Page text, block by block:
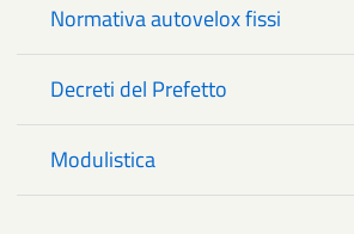
Normativa autovelox fissi
Decreti del Prefetto
Modulistica